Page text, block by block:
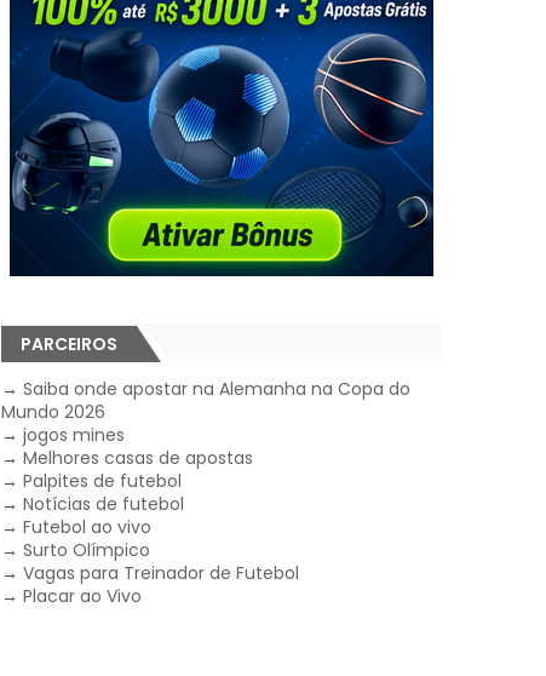
PARCEIROS
→Saiba onde apostar na Alemanha na Copa do
Mundo 2026
→jogos mines
→Melhores casas de apostas
→Palpites de futebol
→Notícias de futebol
→Futebol ao vivo
→Surto Olímpico
→Vagas para Treinador de Futebol
→Placar ao Vivo